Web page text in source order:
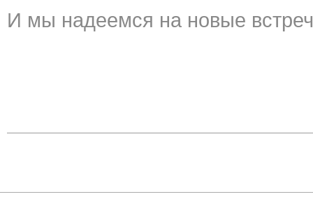
И мы надеемся на новые